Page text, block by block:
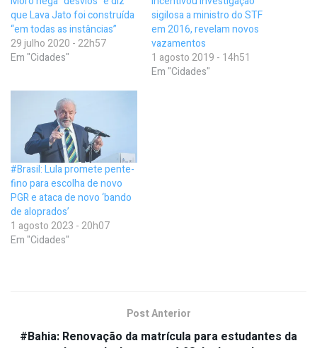
que Lava Jato foi construída
“em todas as instâncias”
29 julho 2020 - 22h57
Em "Cidades"
sigilosa a ministro do STF
em 2016, revelam novos
vazamentos
1 agosto 2019 - 14h51
Em "Cidades"
#Brasil: Lula promete pente-
fino para escolha de novo
PGR e ataca de novo ‘bando
de aloprados’
1 agosto 2023 - 20h07
Em "Cidades"
Post Anterior
#Bahia: Renovação da matrícula para estudantes da